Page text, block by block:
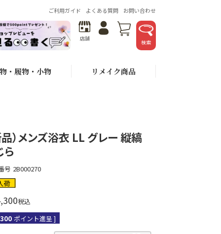
ご利用ガイド よくある質問 お問い合わせ
店舗
検索
・履物・小物 リメイク商品
品）メンズ浴衣 LL グレー 縦縞
ら
号 2B000270
荷
税込
ポイント進呈 ]